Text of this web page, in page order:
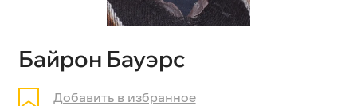
Байрон Бауэрс
Добавить в избранное